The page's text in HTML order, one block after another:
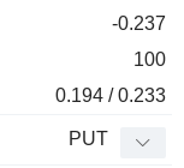
-0.237
100
0.194 / 0.233
PUT